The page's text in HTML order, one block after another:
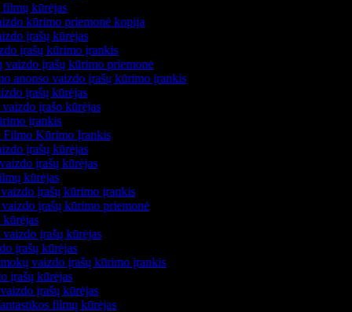
filmų kūrėjas
kūrimo priemonė kopija
įrašų kūrėjas
įrašų kūrimo įrankis
vaizdo įrašų kūrimo priemonė
anonso vaizdo įrašų kūrimo įrankis
įrašų kūrėjas
vaizdo įrašo kūrėjas
įrankis
Filmo Kūrimo Įrankis
įrašų kūrėjas
įrašų kūrėjas
kūrėjas
vaizdo įrašų kūrimo įrankis
įrašų kūrimo priemonė
kūrėjas
vaizdo įrašų kūrėjas
įrašų kūrėjas
vaizdo įrašų kūrimo įrankis
įrašų kūrėjas
įrašų kūrėjas
filmų kūrėjas